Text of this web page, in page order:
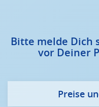
Bitte melde Dich
vor Deiner
Preise